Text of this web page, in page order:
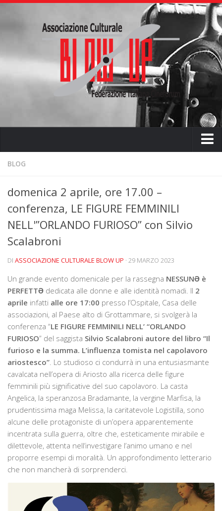
Home
L’ associazione
L’attività didattica
La storia
Rassegne
In futuro …
Video
Collabora con noi
Crowdfunding Dona Vedi Dici
BLOG
domenica 2 aprile, ore 17.00 –
conferenza, LE FIGURE FEMMINILI
NELL'”ORLANDO FURIOSO” con Silvio
Scalabroni
DI ASSOCIAZIONE CULTURALE BLOW UP · 29 MARZO 2023
Un grande evento domenicale per la rassegna NESSUNƏ è
PERFETTƏ dedicata alle donne e alle identità nomadi. Il 2
aprile infatti alle ore 17:00 presso l’Ospitale, Casa delle
associazioni, al Paese alto di Grottammare, si svolgerà la
conferenza “LE FIGURE FEMMINILI NELL’ “ORLANDO
FURIOSO” del saggista Silvio Scalabroni autore del libro “Il
furioso e la summa. L’influenza tomista nel capolavoro
ariostesco”. Lo studioso ci condurrà in una entusiasmante
cavalcata nell’opera di Ariosto alla ricerca delle figure
femminili più significative del suo capolavoro. La casta
Angelica, la speranzosa Bradamante, la vergine Marfisa, la
prudentissima maga Melissa, la caritatevole Logistilla, sono
alcune delle protagoniste di un’opera apparentemente
incentrata sulla guerra, oltre che, esteticamente mirabile e
dilettevole, attenta nell’investigare l’animo umano e nel
proporre esempi di moralità. Un approfondimento letterario
che non mancherà di sorprenderci.